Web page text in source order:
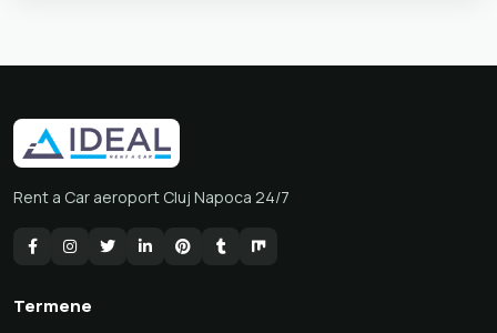
Rent a Car aeroport Cluj Napoca 24/7
Termene